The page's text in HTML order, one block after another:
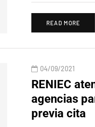
READ MORE
04/09/2021
RENIEC
agencias
previa cita